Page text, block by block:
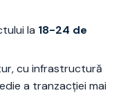
la 18-24 de
cu infrastructură
a tranzacției mai